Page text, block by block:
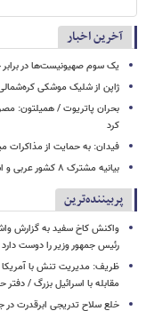
آخرین اخبار
یک‌ سوم صهیونیست‌ها در
ژاپن از شلیک موشکی
بحران پاتریوت / همیلتون:
کرد
فیدان: به حمایت از مذاکرات
بیانیه مشترک ۸ کشور عربی و اسلامی: تجاوزات اسرائیل آتش‌بس غزه را تضعیف می‌کند
پربیننده‌ترین
واکنش کاخ سفید به گزارش
رئیس جمهور وزیر را دوست دارد
ظریف: مدیریت تنش با آمریکا
مقابله با اسرائیل بزرگ /
خلع سلاح تدریجی ابرقدرت